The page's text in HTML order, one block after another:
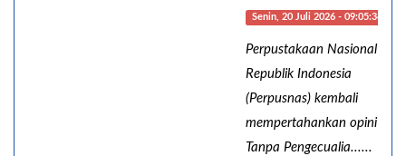
Senin, 20 Juli 2026 - 09:05:34
Perpustakaan Nasional
Republik Indonesia
(Perpusnas) kembali
mempertahankan opini
Tanpa Pengecualia......